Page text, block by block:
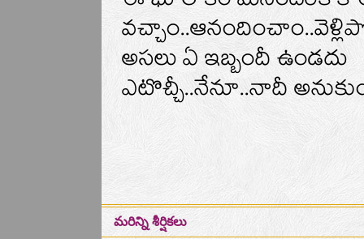
అసలు ఏ ఇబ్బందీ ఉండదు
ఎటొచ్చీ..నేనూ..నాదీ
మరిన్ని శీర్షికలు